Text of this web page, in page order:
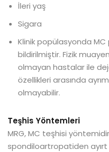
İleri yaş
Sigara
Klinik popülasyonda MC
bildirilmiştir. Fizik
olmayan hastalar ile
özellikleri arasında
olmayabilir.
Teşhis Yöntemleri
MRG, MC teşhisi
spondiloartropatiden ayırt